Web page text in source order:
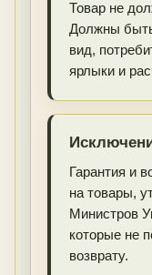
Товар не
Должны
вид,
ярлыки и
Гарантия и
на товары,
Министров
которые не
возврату.